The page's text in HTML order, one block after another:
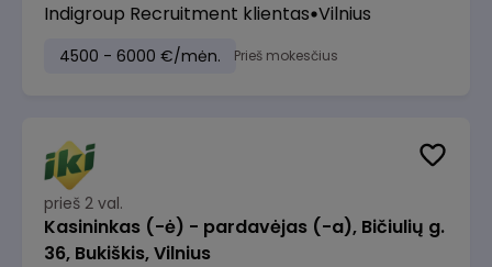
Indigroup Recruitment klientas Vilnius
4500 - 6000 €/mėn. Prieš mokesčius
prieš 2 val.
Kasininkas (-ė) - pardavėjas (-a), Bičiulių g.
36, Bukiškis, Vilnius